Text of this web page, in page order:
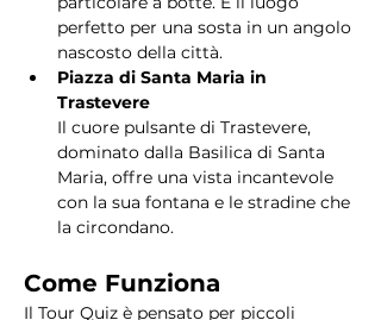
perfetto per una sosta in un angolo
nascosto della città.
Piazza di Santa Maria in
Trastevere
Il cuore pulsante di Trastevere,
dominato dalla Basilica di Santa
Maria, offre una vista incantevole
con la sua fontana e le stradine che
la circondano.
Come Funziona
Il Tour Quiz è pensato per piccoli